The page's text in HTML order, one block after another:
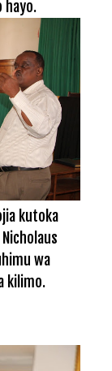
hayo.
kutoka
wa
kilimo.